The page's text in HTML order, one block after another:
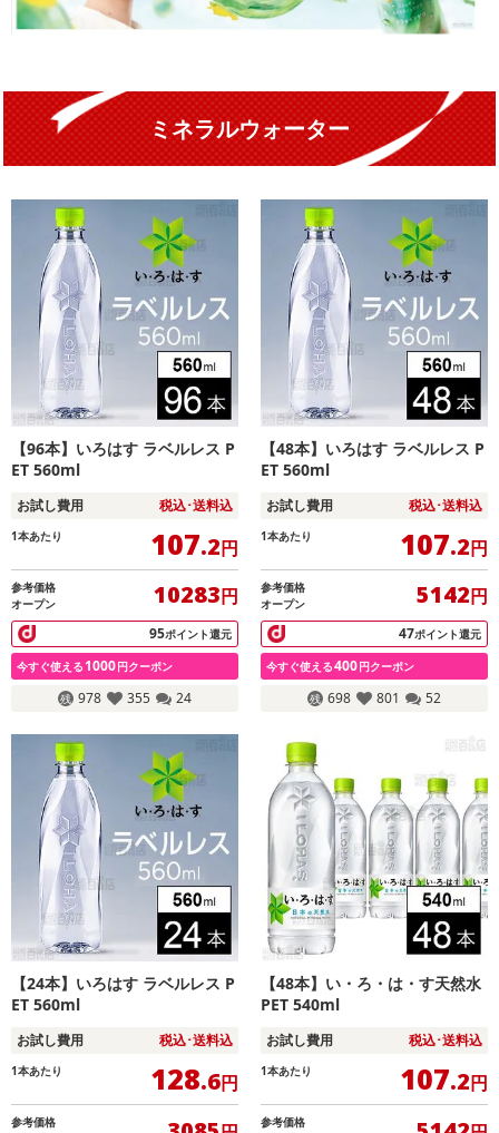
ミネラルウォーター
【96本】いろはす ラベルレス P
ET 560ml
お試し費用 税込･送料込
1本あたり 107.2円
参考価格
オープン
10283円
95ポイント還元
今すぐ使える 1000円クーポン
978 355 24
【48本】いろはす ラベルレス P
ET 560ml
お試し費用 税込･送料込
1本あたり 107.2円
参考価格
オープン
5142円
47ポイント還元
今すぐ使える400円クーポン
698 801 52
【24本】いろはす ラベルレス P
ET 560ml
お試し費用 税込･送料込
1本あたり 128.6円
参考価格
【48本】い・ろ・は・す天然水
PET 540ml
お試し費用 税込･送料込
1本あたり 107.2円
参考価格